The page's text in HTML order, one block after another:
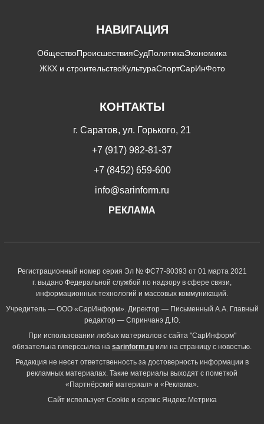
НАВИГАЦИЯ
ОбществоПроисшествияСудПолитикаЭкономика
ЖКХ и строительствоКультураСпортСарИнФото
КОНТАКТЫ
г. Саратов, ул. Горького, 21
+7 (917) 982-81-37
+7 (8452) 659-600
info@sarinform.ru
РЕКЛАМА
Регистрационный номер серия Эл № ФС77-80393 от 01 марта 2021
г. выдано Федеральной службой по надзору в сфере связи,
информационных технологий и массовых коммуникаций.
Учредитель — ООО «СарИнформ». Директор — Письменный А.А. Главный
редактор — Спринчанэ Д.Ю.
При использовании любых материалов с сайта "СарИнформ"
обязательна гиперссылка на sarinform.ru или на страницу с новостью.
Редакция не несет ответственность за достоверность информации в
рекламных материалах. Такие материалы выходят с пометкой
«Партнёрский материал» и «Реклама».
Сайт использует Cookie и сервиc Яндекс.Метрика